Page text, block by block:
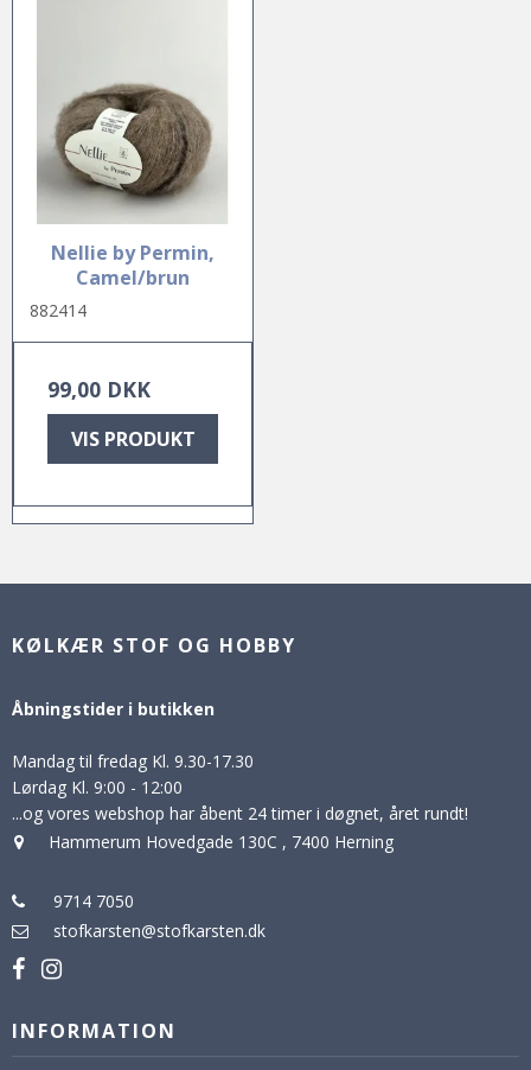
Nellie by Permin,
Camel/brun
882414
99,00 DKK
VIS PRODUKT
KØLKÆR STOF OG HOBBY
Åbningstider i butikken
Mandag til fredag Kl. 9.30-17.30
Lørdag Kl. 9:00 - 12:00
...og vores webshop har åbent 24 timer i døgnet, året rundt!
Hammerum Hovedgade 130C , 7400 Herning
9714 7050
stofkarsten@stofkarsten.dk
INFORMATION